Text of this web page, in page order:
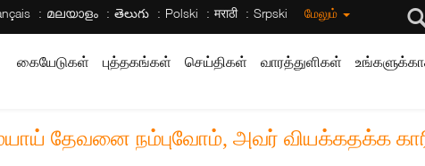
മലയാളം తెలుగు Polski मराठी Srpski மேலும்
கையேடுகள் புத்தகங்கள் செய்திகள் வாரத்துளிகள்
தேவனை நம்புவோம், அவர் வியக்கதக்க